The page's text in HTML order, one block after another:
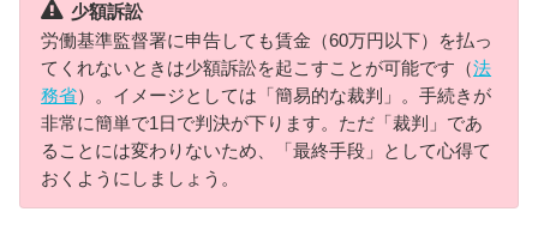
少額訴訟
労働基準監督署に申告しても賃金（60万円以下）を払っ
てくれないときは少額訴訟を起こすことが可能です（法
務省）。イメージとしては「簡易的な裁判」。手続きが
非常に簡単で1日で判決が下ります。ただ「裁判」であ
ることには変わりないため、「最終手段」として心得て
おくようにしましょう。